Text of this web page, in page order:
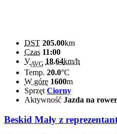
DST 205.00km
Czas 11:00
VAVG 18.64km/h
Temp. 20.0°C
W górę 1600m
Sprzęt Ciorny
Aktywność Jazda na
Beskid Mały z